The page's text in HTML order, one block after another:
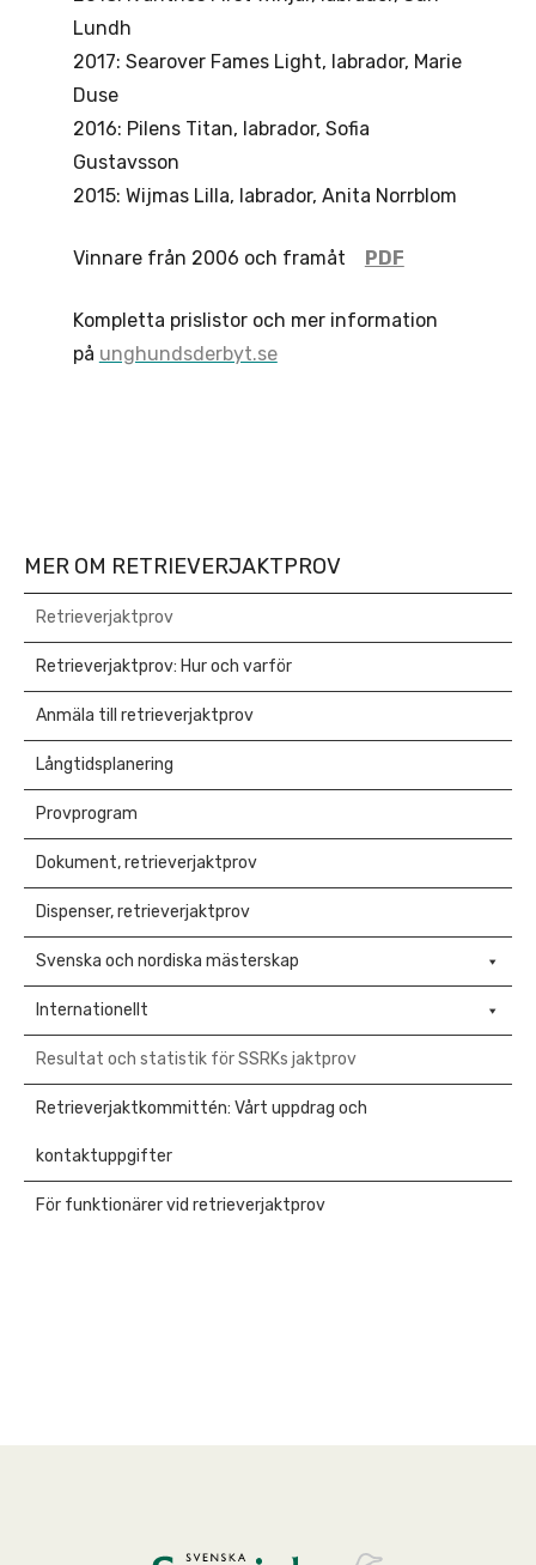
Lundh
2017: Searover Fames Light, labrador, Marie
Duse
2016: Pilens Titan, labrador, Sofia
Gustavsson
2015: Wijmas Lilla, labrador, Anita Norrblom
Vinnare från 2006 och framåt PDF
Kompletta prislistor och mer information
på unghundsderbyt.se
MER OM RETRIEVERJAKTPROV
Retrieverjaktprov
Retrieverjaktprov: Hur och varför
Anmäla till retrieverjaktprov
Långtidsplanering
Provprogram
Dokument, retrieverjaktprov
Dispenser, retrieverjaktprov
Svenska och nordiska mästerskap
Internationellt
Resultat och statistik för SSRKs jaktprov
Retrieverjaktkommittén: Vårt uppdrag och
kontaktuppgifter
För funktionärer vid retrieverjaktprov